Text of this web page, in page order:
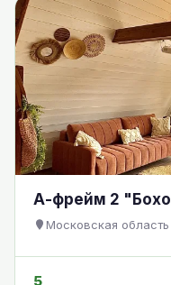
А-фрейм 2 "Бохо
Московская область
5